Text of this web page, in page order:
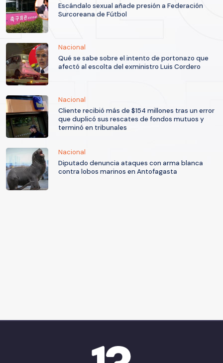
Escándalo sexual añade presión a Federación
Surcoreana de Fútbol
Nacional
Qué se sabe sobre el intento de portonazo que
afectó al escolta del exministro Luis Cordero
Nacional
Cliente recibió más de $154 millones tras un error
que duplicó sus rescates de fondos mutuos y
terminó en tribunales
Nacional
Diputado denuncia ataques con arma blanca
contra lobos marinos en Antofagasta